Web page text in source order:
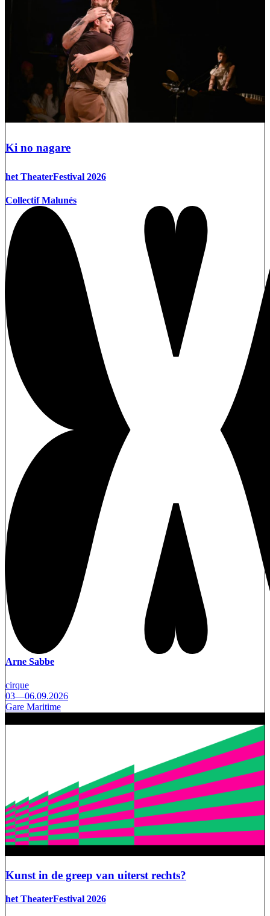
Ki no nagare
het TheaterFestival 2026
Collectif Malunés
Arne Sabbe
cirque
03—06.09.2026
Gare Maritime
Kunst in de greep van uiterst rechts?
het TheaterFestival 2026